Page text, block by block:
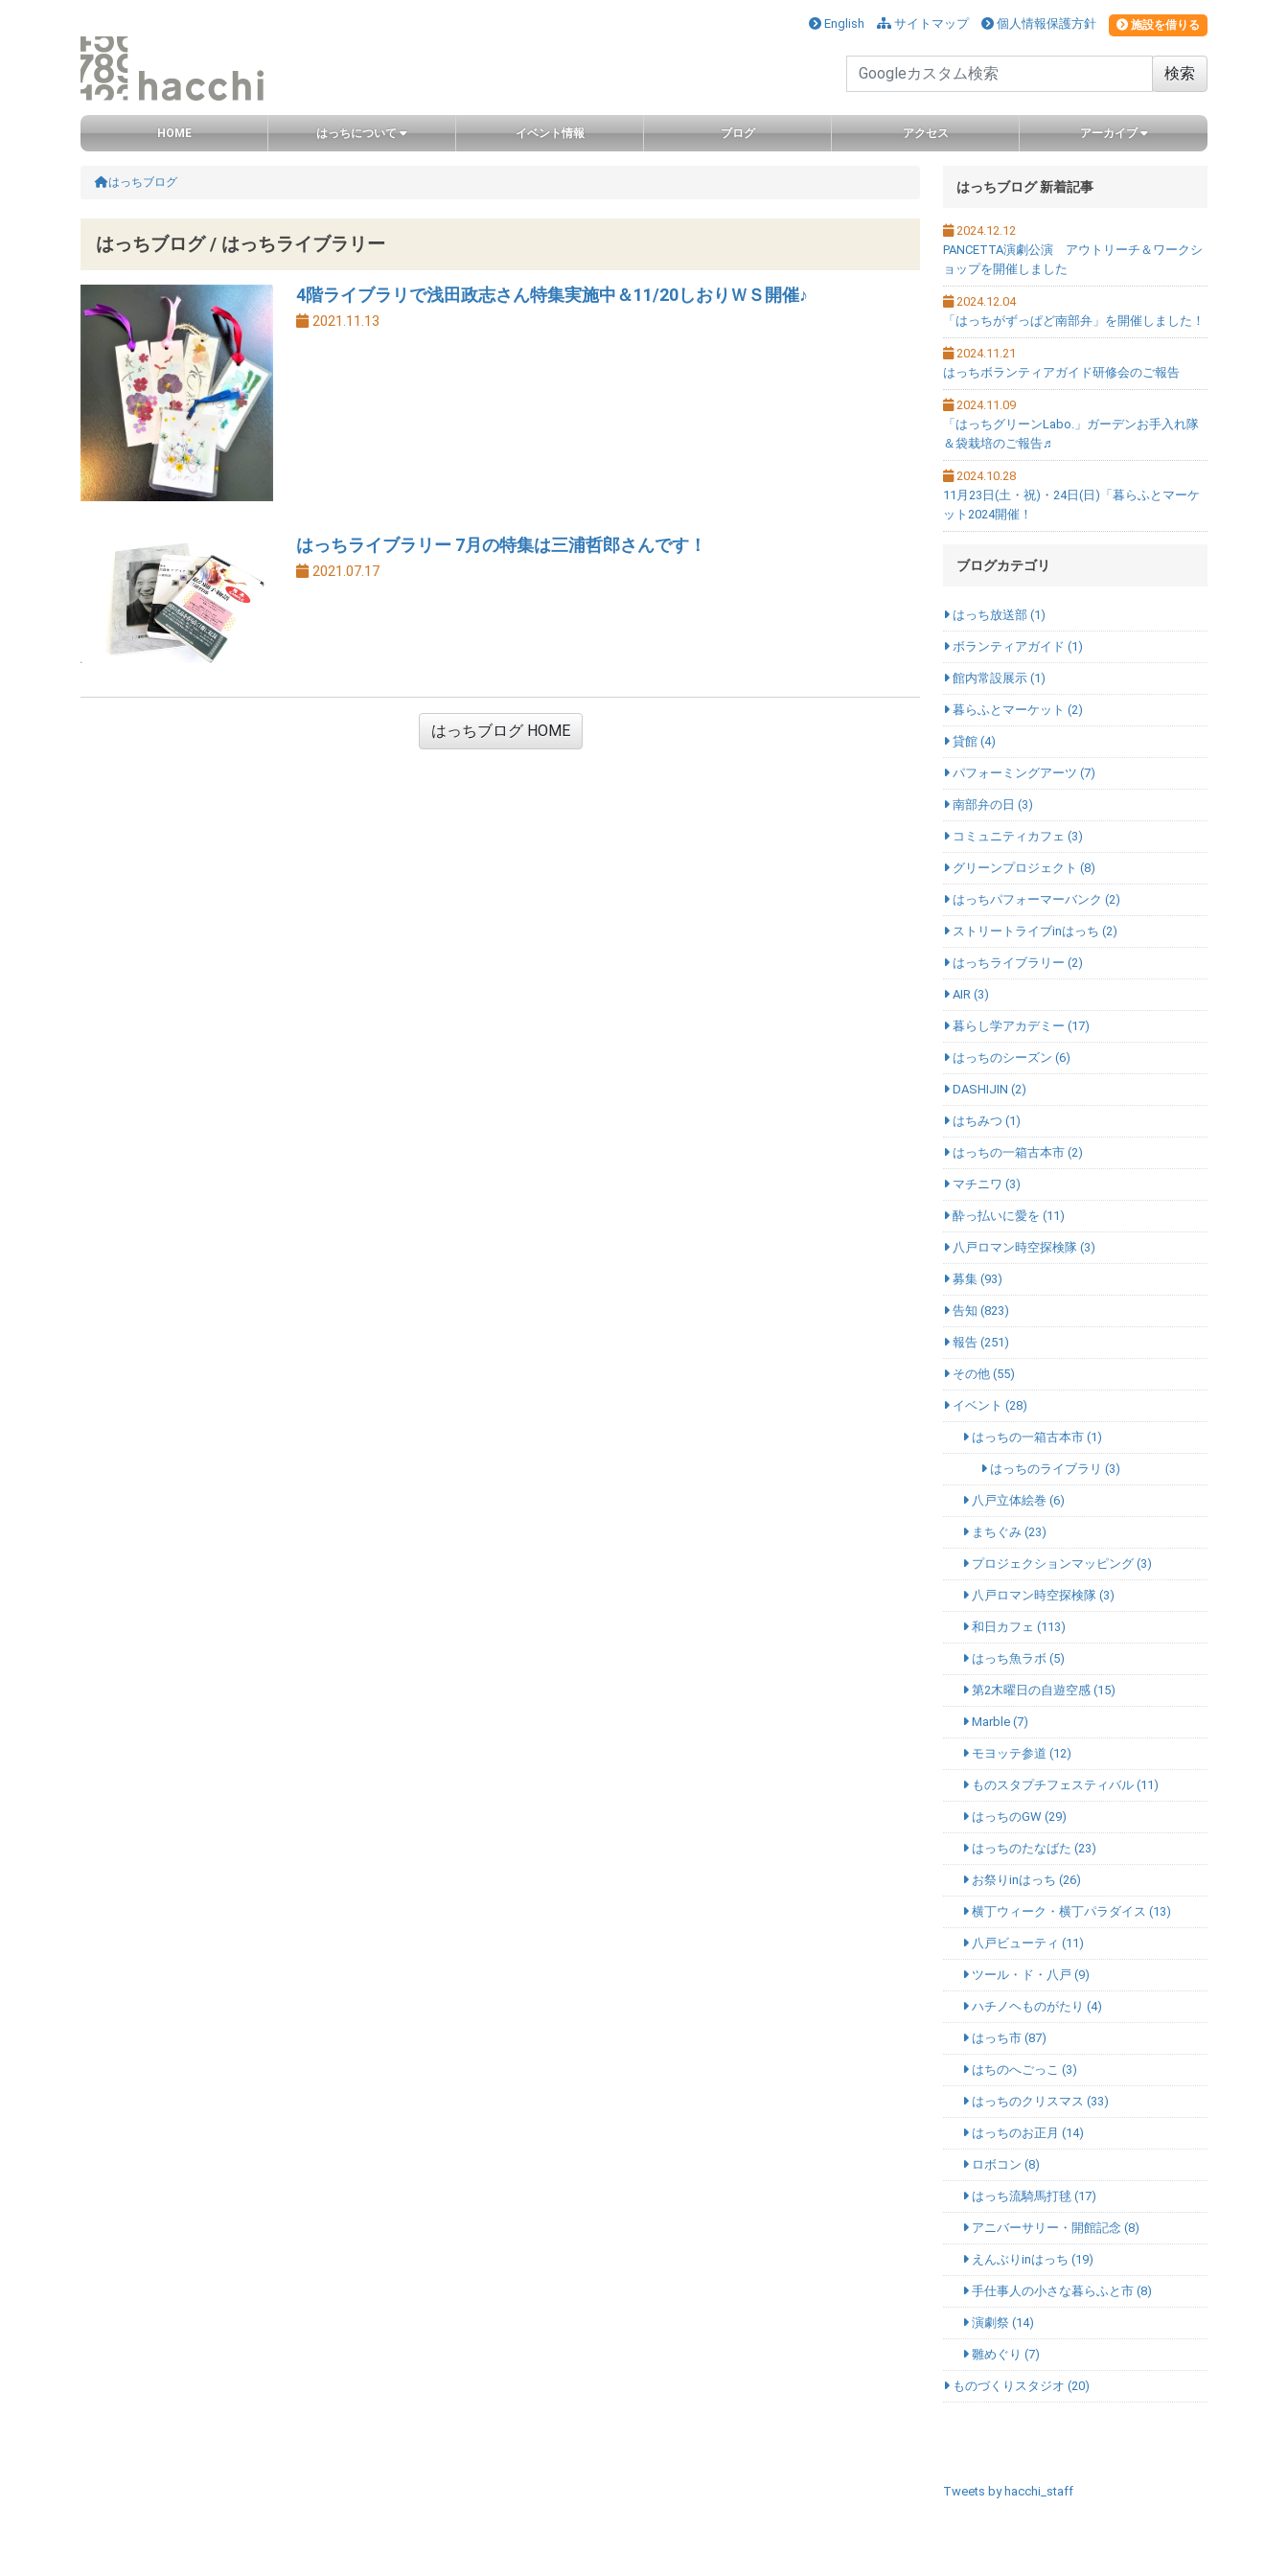
ナビゲーションをスキップ
English サイトマップ 個人情報保護方針 施設を借りる
検索
グローバルナビ HOME はっちについて イベント情報 ブログ アクセス アーカイブ
コンテンツエリア
メインコンテンツ
HOME
はっちブログ
はっちブログ / はっちライブラリー
4階ライブラリで浅田政志さん特集実施中＆11/20しおりＷＳ開催♪
2021.11.13
はっちライブラリー 7月の特集は三浦哲郎さんです！
2021.07.17
はっちブログ HOME
サブメニュー
はっちブログ 新着記事
2024.12.12
PANCETTA演劇公演 アウトリーチ＆ワークシ
ョップを開催しました
2024.12.04
「はっちがずっぱど南部弁」を開催しました！
2024.11.21
はっちボランティアガイド研修会のご報告
2024.11.09
「はっちグリーンLabo.」ガーデンお手入れ隊
＆袋栽培のご報告♬
2024.10.28
11月23日(土・祝)・24日(日)「暮らふとマーケ
ット2024開催！
ブログカテゴリ
はっち放送部 (1)
ボランティアガイド (1)
館内常設展示 (1)
暮らふとマーケット (2)
貸館 (4)
パフォーミングアーツ (7)
南部弁の日 (3)
コミュニティカフェ (3)
グリーンプロジェクト (8)
はっちパフォーマーバンク (2)
ストリートライブinはっち (2)
はっちライブラリー (2)
AIR (3)
暮らし学アカデミー (17)
はっちのシーズン (6)
DASHIJIN (2)
はちみつ (1)
はっちの一箱古本市 (2)
マチニワ (3)
酔っ払いに愛を (11)
八戸ロマン時空探検隊 (3)
募集 (93)
告知 (823)
報告 (251)
その他 (55)
イベント (28)
はっちの一箱古本市 (1)
はっちのライブラリ (3)
八戸立体絵巻 (6)
まちぐみ (23)
プロジェクションマッピング (3)
八戸ロマン時空探検隊 (3)
和日カフェ (113)
はっち魚ラボ (5)
第2木曜日の自遊空感 (15)
Marble (7)
モヨッテ参道 (12)
ものスタプチフェスティバル (11)
はっちのGW (29)
はっちのたなばた (23)
お祭りinはっち (26)
横丁ウィーク・横丁パラダイス (13)
八戸ビューティ (11)
ツール・ド・八戸 (9)
ハチノヘものがたり (4)
はっち市 (87)
はちのへごっこ (3)
はっちのクリスマス (33)
はっちのお正月 (14)
ロボコン (8)
はっち流騎馬打毬 (17)
アニバーサリー・開館記念 (8)
えんぶりinはっち (19)
手仕事人の小さな暮らふと市 (8)
演劇祭 (14)
雛めぐり (7)
ものづくりスタジオ (20)
Tweets by hacchi_staff